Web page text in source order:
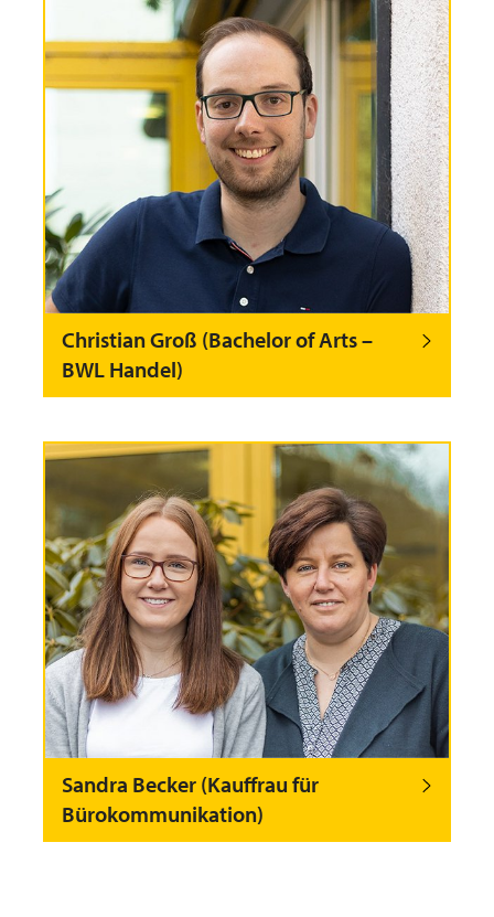
Christian Groß (Bachelor of Arts –
BWL Handel)
Sandra Becker (Kauffrau für
Bürokommunikation)